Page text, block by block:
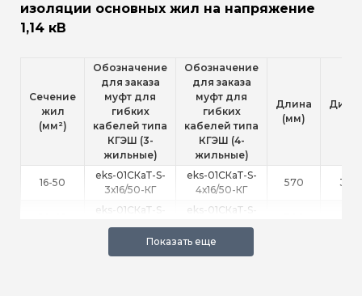
изоляции основных жил на напряжение
1,14 кВ
Сечение
жил
(мм²)
Обозначение
для заказа
муфт для
гибких
кабелей типа
КГЭШ (3-
жильные)
Обозначение
для заказа
муфт для
гибких
кабелей типа
КГЭШ (4-
жильные)
Длина
(мм)
16-50
eks-01СКаТ-S-
3х16/50-КГ
eks-01СКаТ-S-
4х16/50-КГ
570 35-
eks-01СКаТ-S-
3х50/95-КГ
eks-01СКаТ-S-
4х50/95-КГ
eks-01СКаТ-S-
3х120/150-КГ
eks-01СКаТ-S-
4х120/150-КГ